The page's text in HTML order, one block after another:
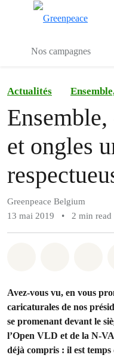
Nos campagnes
Actualités
et ongles
Greenpeace Belgium
13 mai 2019
• 2 min read
Avez-vous vu, en vous
caricaturales de nos
se promenant devant le
l’Open VLD et de la N-
déjà compris : il est